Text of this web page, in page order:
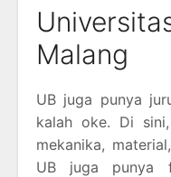
Malang
UB juga punya
kalah oke. Di
mekanika,
UB juga punya